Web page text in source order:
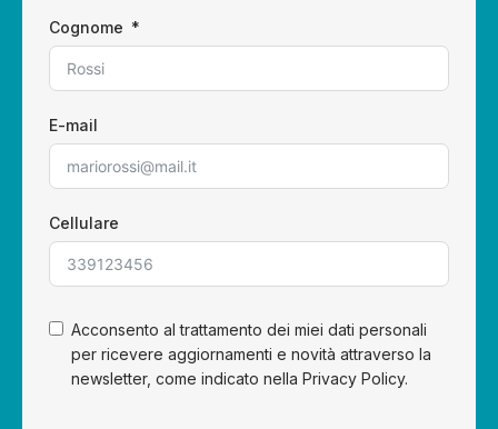
Cognome
E-mail
Cellulare
Acconsento al trattamento dei miei dati personali
per ricevere aggiornamenti e novità attraverso la
newsletter, come indicato nella Privacy Policy.